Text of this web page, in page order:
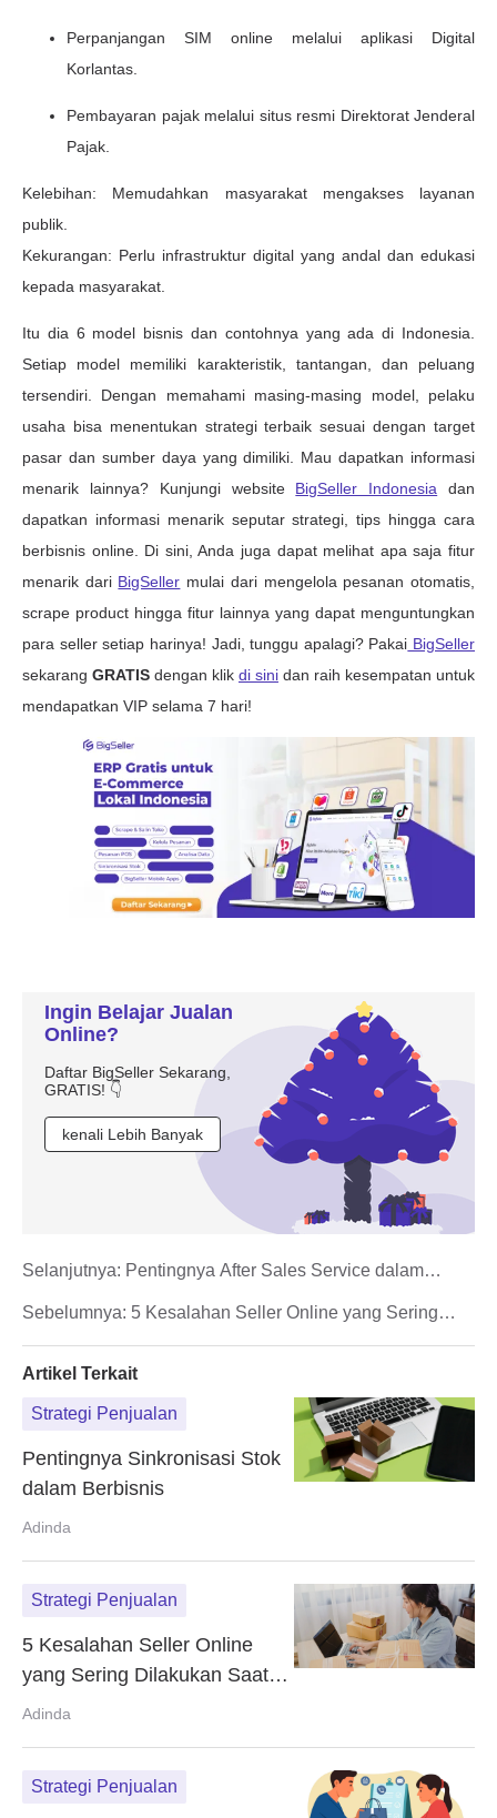
Ingin Belajar Jualan
Online?
Daftar BigSeller Sekarang,
GRATIS! 👇
kenali Lebih Banyak
Sebelumnya: 5 Kesalahan Seller Online yang Sering
Selanjutnya: Pentingnya After Sales Service dalam
Artikel Terkait
Strategi Penjualan
Pentingnya Sinkronisasi Stok
dalam Berbisnis
Adinda
Strategi Penjualan
5 Kesalahan Seller Online
yang Sering Dilakukan Saat
Berjualan
Adinda
Strategi Penjualan